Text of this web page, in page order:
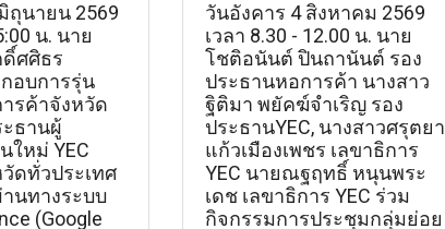
ถุนายน 2569
น. นาย
ดิ์ศศิธร
อบการรุ่น
รค้าจังหวัด
ธานผู้
ใหม่ YEC
ดทั่วประเทศ
านทางระบบ
(Google
วันอังคาร 4 สิงหาคม 2569
เวลา 8.30 - 12.00 น. นาย
โชติอนันต์ ปินถานันต์ รอง
ประธานหอการค้า นางสาว
ฐิติมา พยัคฆ์จำเริญ รอง
ประธานYEC, นางสาวศรุตยา
แก้วเมืองเพชร เลขาธิการ
YEC นายณฐฤทธิ์ หนุนพระ
เดช เลขาธิการ YEC ร่วม
กิจกรรมการประชุมกลุ่มย่อย